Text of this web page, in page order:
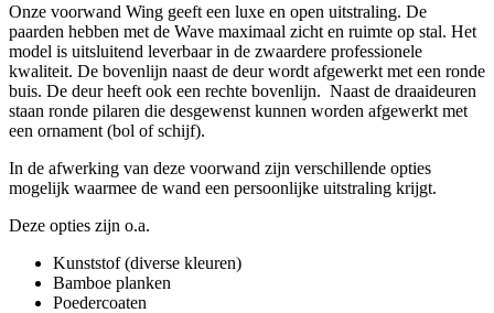
Onze voorwand Wing geeft een luxe en open uitstraling. De
paarden hebben met de Wave maximaal zicht en ruimte op stal. Het
model is uitsluitend leverbaar in de zwaardere professionele
kwaliteit. De bovenlijn naast de deur wordt afgewerkt met een ronde
buis. De deur heeft ook een rechte bovenlijn. Naast de draaideuren
staan ronde pilaren die desgewenst kunnen worden afgewerkt met
een ornament (bol of schijf).
In de afwerking van deze voorwand zijn verschillende opties
mogelijk waarmee de wand een persoonlijke uitstraling krijgt.
Deze opties zijn o.a.
Kunststof (diverse kleuren)
Bamboe planken
Poedercoaten